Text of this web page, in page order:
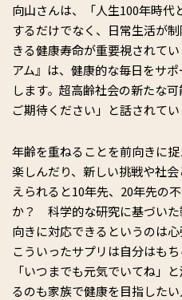
向山さんは、「人生100年時代
するだけでなく、日常生活が
きる健康寿命が重要視されて
アム』は、健康的な毎日をサ
します。超高齢社会の新たな
ご期待ください」と話されてい
年齢を重ねることを前向きに
楽しんだり、新しい挑戦や社
えられると10年先、20年先の
か？ 科学的な研究に基づいた
向きに対応できるというのは心
こういったサプリは自分はも
「いつまでも元気でいてね」
るのも家族で健康を目指したい